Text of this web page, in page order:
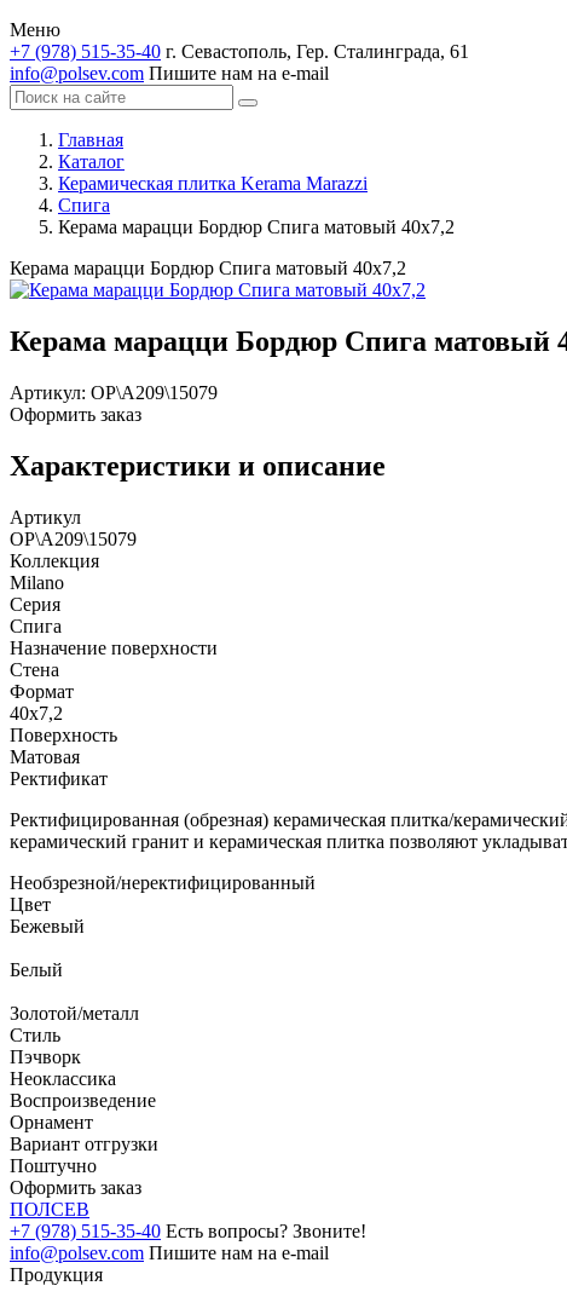
Меню
+7 (978) 515-35-40 г. Севастополь, Гер. Сталинграда, 61
info@polsev.com Пишите нам на e-mail
Главная
Каталог
Керамическая плитка Kerama Marazzi
Спига
Керама марацци Бордюр Спига матовый 40х7,2
Керама марацци Бордюр Спига матовый 40х7,2
Керама марацци Бордюр Спига матовый
Артикул: OP\A209\15079
Оформить заказ
Характеристики и описание
Артикул
OP\A209\15079
Коллекция
Milano
Серия
Спига
Назначение поверхности
Стена
Формат
40x7,2
Поверхность
Матовая
Ректификат
Ректифицированная (обрезная) керамическая плитка/
керамический гранит и керамическая плитка позволяют
Необзрезной/неректифицированный
Цвет
Бежевый
Белый
Золотой/металл
Стиль
Пэчворк
Неоклассика
Воспроизведение
Орнамент
Вариант отгрузки
Поштучно
Оформить заказ
ПОЛСЕВ
+7 (978) 515-35-40 Есть вопросы? Звоните!
info@polsev.com Пишите нам на e-mail
Продукция